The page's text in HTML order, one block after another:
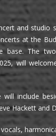
and studio
at the
base. The
will
include
Hackett and